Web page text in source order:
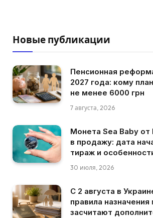
Новые публикации
Пенсионная
2027 года: кому
не менее 6000 грн
7 августа, 2026
Монета Sea Baby от
в продажу: дата
тираж и
30 июля, 2026
С 2 августа в
правила
засчитают